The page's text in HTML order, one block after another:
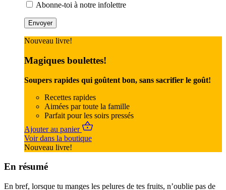
Abonne-toi à notre infolettre
Nouveau livre!
Magiques boulettes!
Soupers rapides qui goûtent bon, sans sacrifier le goût!
Recettes rapides
Aimées par toute la famille
Parfait pour les soirs pressés
Ajouter au panier
Voir dans la boutique
Nouveau livre!
En résumé
En bref, lorsque tu manges les pelures de tes fruits, n’oublie pas de